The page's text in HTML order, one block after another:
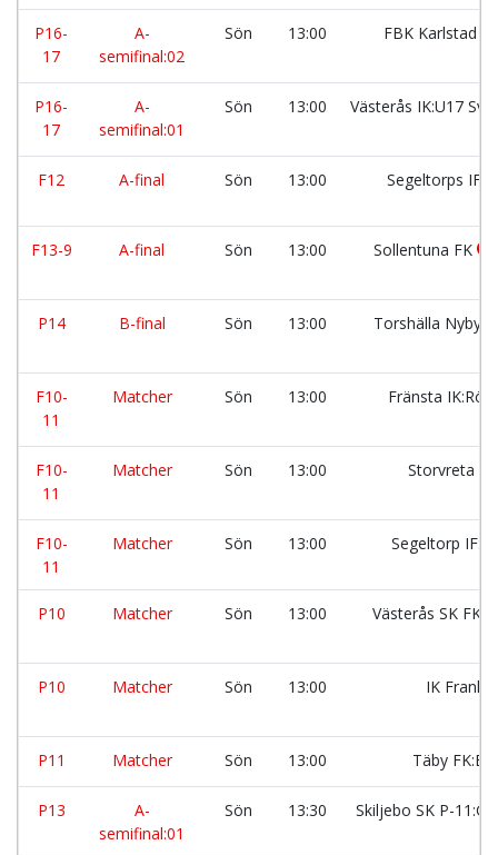
P16-
17
A-
semifinal:02
Sön 13:00 FBK Karlstad
P16-
17
A-
semifinal:01
Sön 13:00 Västerås IK:U17
F12 A-final Sön 13:00 Segeltorps IF
F13-9 A-final Sön 13:00 Sollentuna FK
P14 B-final Sön 13:00 Torshälla Nyby
F10-
11
Matcher Sön 13:00 Fränsta IK:Röd
F10-
11
Matcher Sön 13:00 Storvreta IK
F10-
11
Matcher Sön 13:00 Segeltorp
P10 Matcher Sön 13:00 Västerås SK
P10 Matcher Sön 13:00 IK Franke
P11 Matcher Sön 13:00 Täby
P13
A-
semifinal:01
Sön 13:30 Skiljebo SK P-